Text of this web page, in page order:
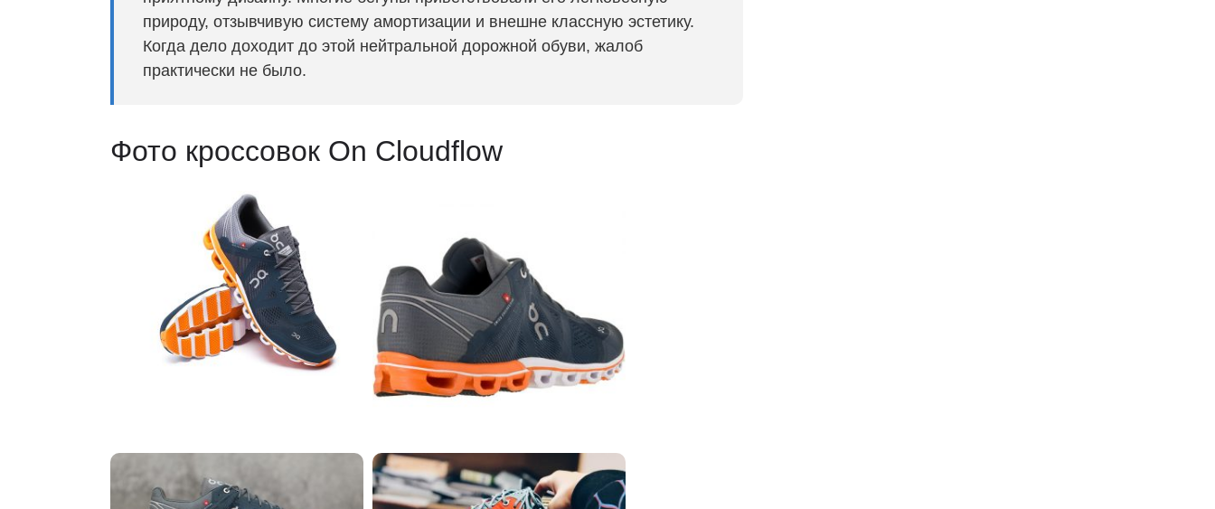
природу, отзывчивую систему амортизации и внешне классную эстетику.
Когда дело доходит до этой нейтральной дорожной обуви, жалоб
практически не было.
Фото кроссовок On Cloudflow